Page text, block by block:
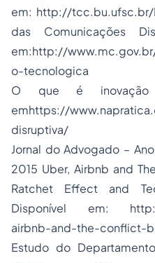
em: http://tcc.bu.ufsc.br/
das Comunicações
em:http://
o-tecnologica
O que é inovação
emhttps://
disruptiva/
Jornal do Advogado –
2015 Uber, Airbnb and
Ratchet Effect and
Disponível em:
airbnb-and-the-conflict-
Estudo do